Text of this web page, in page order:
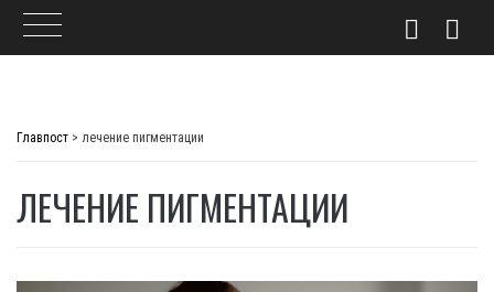
Главпост > лечение пигментации
ЛЕЧЕНИЕ ПИГМЕНТАЦИИ